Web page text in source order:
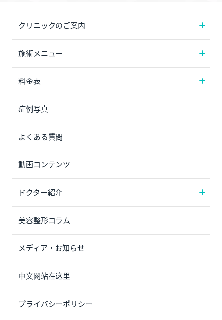
クリニックのご案内
施術メニュー
料金表
症例写真
よくある質問
動画コンテンツ
ドクター紹介
美容整形コラム
メディア・お知らせ
中文网站在这里
プライバシーポリシー